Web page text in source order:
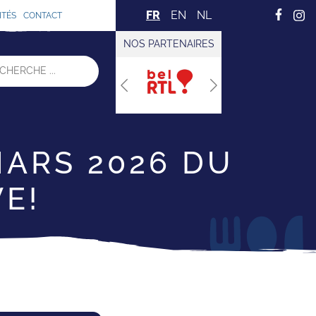
CONTACT FR EN NL
NOS PARTENAIRES
Previous Next
2026 DU